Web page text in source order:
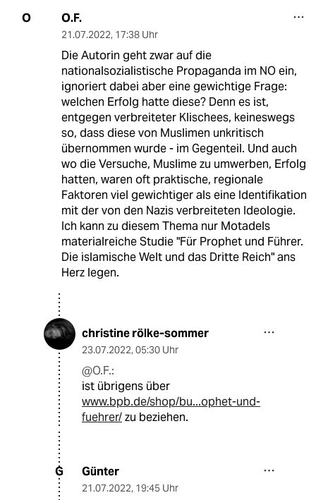
O O.F.
21.07.2022, 17:38 Uhr
Die Autorin geht zwar auf die
nationalsozialistische Propaganda im NO ein,
ignoriert dabei aber eine gewichtige Frage:
welchen Erfolg hatte diese? Denn es ist,
entgegen verbreiteter Klischees, keineswegs
so, dass diese von Muslimen unkritisch
übernommen wurde - im Gegenteil. Und auch
wo die Versuche, Muslime zu umwerben, Erfolg
hatten, waren oft praktische, regionale
Faktoren viel gewichtiger als eine Identifikation
mit der von den Nazis verbreiteten Ideologie.
Ich kann zu diesem Thema nur Motadels
materialreiche Studie "Für Prophet und Führer.
Die islamische Welt und das Dritte Reich" ans
Herz legen.
christine rölke-sommer
23.07.2022, 05:30 Uhr
@O.F.:
ist übrigens über
www.bpb.de/shop/bu...ophet-und-
fuehrer/zu beziehen.
G Günter
21.07.2022, 19:45 Uhr